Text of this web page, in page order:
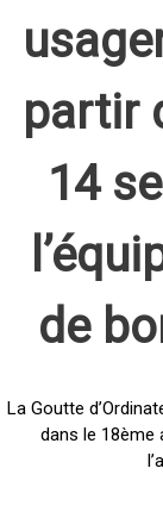
partir
14
de
La Goutte
dans le 18ème